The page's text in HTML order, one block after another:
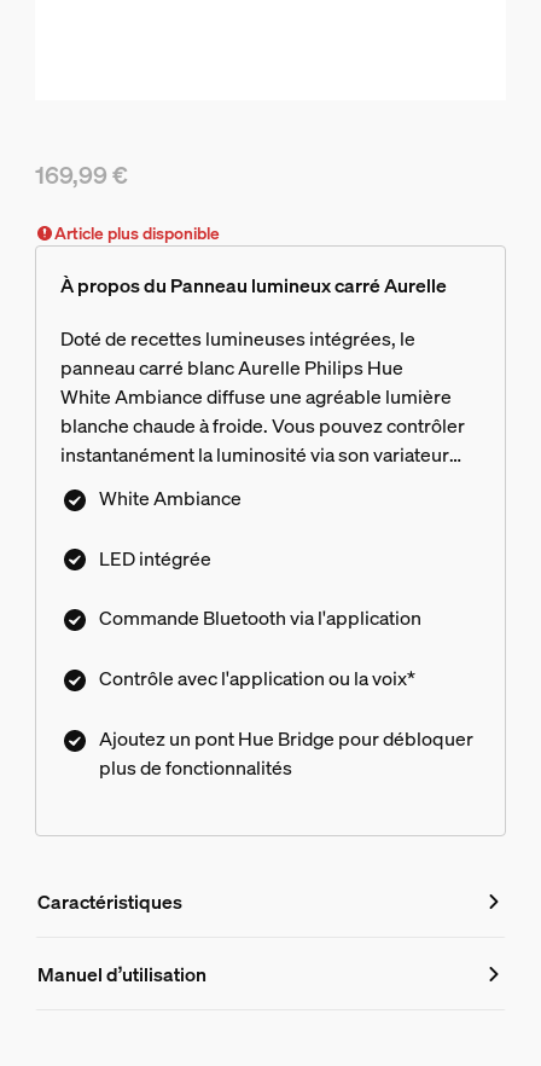
169,99 €
Article plus disponible
À propos du Panneau lumineux carré Aurelle
Doté de recettes lumineuses intégrées, le
panneau carré blanc Aurelle Philips Hue
White Ambiance diffuse une agréable lumière
blanche chaude à froide. Vous pouvez contrôler
instantanément la luminosité via son variateur
Hue ou l'application Hue Bluetooth. Pour accéder
à toutes les fonctionnalités d'éclairage connecté,
White Ambiance
LED intégrée
Commande Bluetooth via l'application
Contrôle avec l'application ou la voix*
Ajoutez un pont Hue Bridge pour débloquer
plus de fonctionnalités
Caractéristiques
Caractéristiques
Manuel d’utilisation